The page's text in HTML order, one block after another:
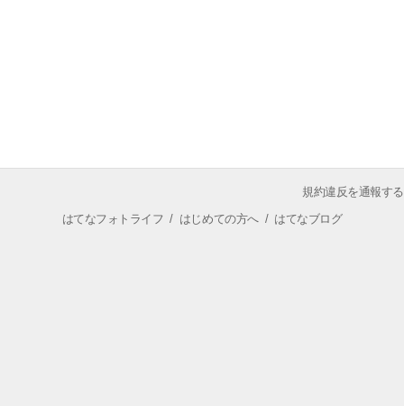
規約違反を通報する
はてなフォトライフ / はじめての方へ/ はてなブログ